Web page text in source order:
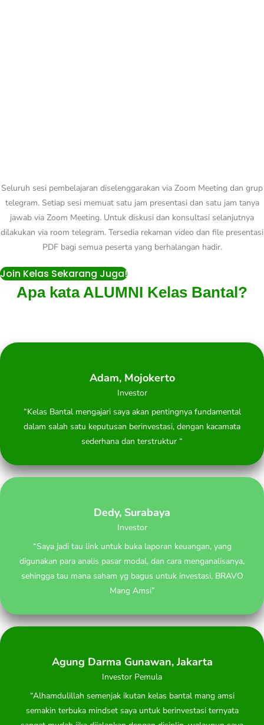
Seluruh sesi pembelajaran diselenggarakan via Zoom Meeting dan grup
telegram. Setiap sesi memuat satu jam presentasi dan satu jam tanya
jawab via Zoom Meeting. Untuk diskusi dan konsultasi selanjutnya
dilakukan via room telegram. Tersedia rekaman video dan file presentasi
PDF bagi semua peserta yang berhalangan hadir.
Join Kelas Sekarang Juga!
Apa kata ALUMNI Kelas Bantal?
Adam, Mojokerto
Investor
“Kelas Bantal mengajari saya akan pentingnya fundamental
dalam salah satu keputusan berinvestasi, dengan kacamata
sederhana dan terstruktur “
Dedy, Surabaya
Investor
“Saya jadi tau link untuk buka laporan keuangan, yang
digunakan para analis pasar modal, dan cara menganalisanya,
sehingga tau mana saham yg bagus untuk investasi, BRAVO
Mang Amsi”
Agung Darma Gunawan, Jakarta
Investor Pemula
“Alhamdulillah semenjak ikutan kelas bantal mang amsi
semakin terbuka mindset saya untuk berinvestasi ternyata